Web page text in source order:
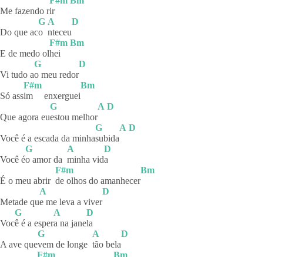
Me fazendo rir
Do que ac
G
o
A
nteceu
D
E de medo ol
F#m
hei
Bm
Vi tudo a
G
o meu redor
D
Só ass
F#m
im
enxerguei
Bm
Que agora eu
G
estou melhor
A D
Você é a escada da minha
G
subida
A D
Você é
G
o amor da
A
minha vid
D
a
É o meu abrir
F#m
de olhos do amanhecer
Bm
Metade qu
A
e me leva a viver
D
Voc
G
ê é a esper
A
a na jane
D
la
A ave que
G
vem de longe
A
tão bela
D
F#m
Bm